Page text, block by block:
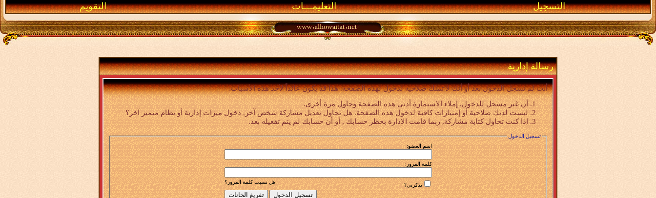
التسجيل التعليمـــات التقويم
رسالة إدارية
أنت لم تسجل الدخول بعد أو أنك لا تملك صلاحية لدخول لهذه الصفحة. هذا قد يكون عائداً لأحد هذه الأسباب:
أن غير مسجل للدخول. إملاء الاستمارة أدنى هذه الصفحة وحاول مرة أخرى.
ليست لديك صلاحية أو إمتيازات كافية لدخول هذه الصفحة. هل تحاول تعديل مشاركة شخص آخر, دخول ميزات إدارية أو نظام متميز آخر؟
إذا كنت تحاول كتابة مشاركة, ربما قامت الإدارة بحظر حسابك , أو أن حسابك لم يتم تفعيله بعد.
تسجيل الدخول
اسم العضو:
كلمة المرور:
هل نسيت كلمة المرور؟ تذكرنى?